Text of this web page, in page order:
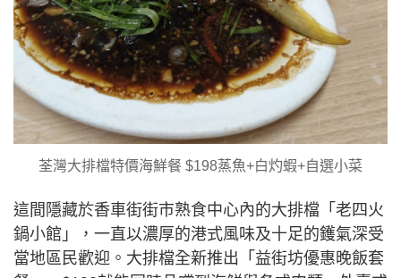
荃灣大排檔特價海鮮餐 $198蒸魚+白灼蝦+自選小菜
這間隱藏於香車街街市熟食中心內的大排檔「老四火
鍋小館」，一直以濃厚的港式風味及十足的鑊氣深受
當地區民歡迎。大排檔全新推出「益街坊優惠晚飯套